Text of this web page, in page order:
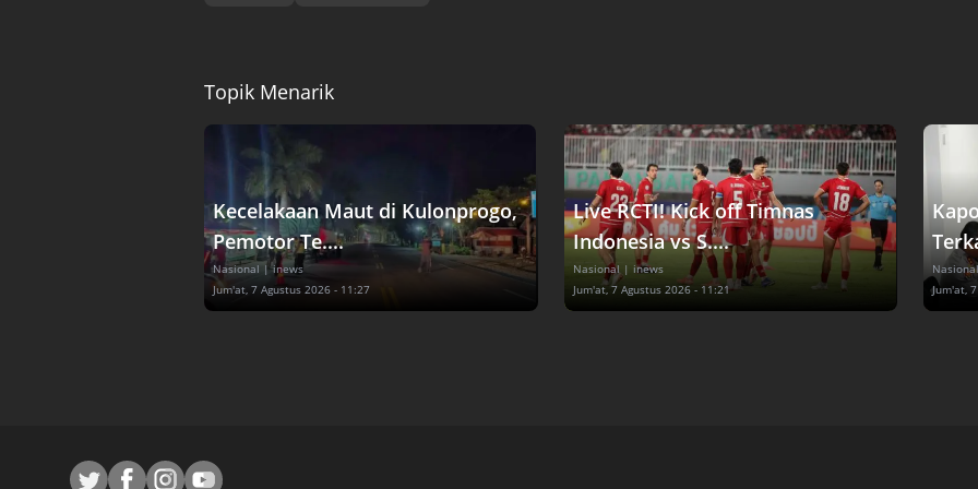
Topik Menarik
Kecelakaan Maut di Kulonprogo,
Pemotor Te....
Nasional | inews
Jum'at, 7 Agustus 2026 - 11:27
Live RCTI! Kick off Timnas
Indonesia vs S....
Nasional | inews
Jum'at, 7 Agustus 2026 - 11:21
Jum'at,